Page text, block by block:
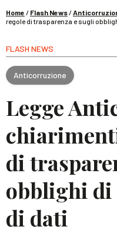
SCOPRI I
Home / Flash News/
regole di trasparenza e sugli
FLASH NEWS
Anticorruzione
Legge
di
obblighi di
di dati